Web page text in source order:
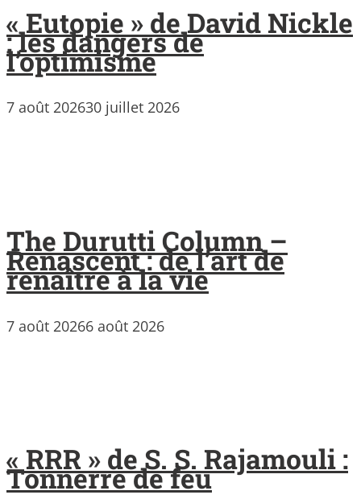
« Eutopie » de David Nickle
: les dangers de
l’optimisme
7 août 202630 juillet 2026
The Durutti Column –
Renascent : de l’art de
renaître à la vie
7 août 20266 août 2026
« RRR » de S. S. Rajamouli :
Tonnerre de feu